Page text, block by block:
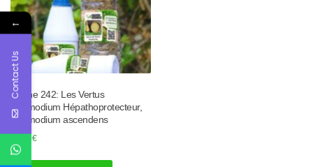
Tisane 242: Les Vertus
Desmodium Hépathoprotecteur,
Desmodium ascendens
20.00€
←
Contact Us